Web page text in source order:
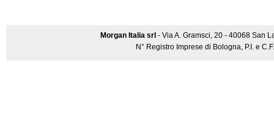
Morgan Italia srl - Via A. Gramsci, 20 - 40068 San
N° Registro Imprese di Bologna, P.I. e